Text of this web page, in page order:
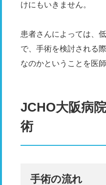
けにもいきません。
患者さんによっては、
で、手術を検討される
なのかということを医
JCHO大阪病
術
手術の流れ